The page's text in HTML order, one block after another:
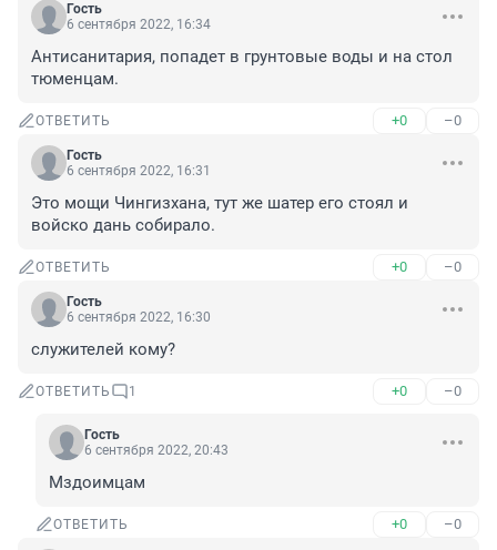
Гость
6 сентября 2022, 16:34
Антисанитария, попадет в грунтовые воды и на стол
тюменцам.
ОТВЕТИТЬ +0 –0
Гость
6 сентября 2022, 16:31
Это мощи Чингизхана, тут же шатер его стоял и
войско дань собирало.
ОТВЕТИТЬ +0 –0
Гость
6 сентября 2022, 16:30
служителей кому?
ОТВЕТИТЬ 1 +0 –0
Гость
6 сентября 2022, 20:43
Мздоимцам
ОТВЕТИТЬ +0 –0